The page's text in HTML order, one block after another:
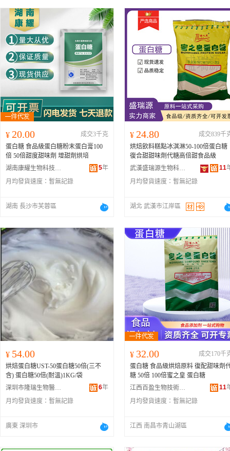
¥ 20.00
成交3千克
蛋白糖 食品級蛋白糖粉末蛋白膏100
倍 50倍甜度甜味劑 增甜劑烘培
湖南康耀生物科技有限公司
5年
月均發貨速度： 暫無記錄
湖南 長沙市芙蓉區
¥ 24.80
成交839千
烘焙飲料糕點冰淇淋50-100倍蛋白糖
復合甜甜味劑代糖高倍甜食品級
武漢盛瑞源生物科技有限公司
11
月均發貨速度： 暫無記錄
湖北 武漢市江岸區
¥ 54.00
烘焙蛋白糖UST-50蛋白糖50倍(三不
含) 蛋白糖50倍(耐溫)1KG/袋
深圳市隆瑞生物醫療科技有限公司
6年
月均發貨速度： 暫無記錄
廣東 深圳市
¥ 32.00
成交170千
蛋白糖 食品級烘焙原料 復配甜味劑
糖 50倍 100倍蜜之皇 蛋白糖
江西百盈生物技術有限公司
11
月均發貨速度： 暫無記錄
江西 南昌市青山湖區